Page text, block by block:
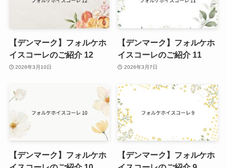
【デンマーク】フォルケホ
イスコーレのご紹介 12
2026年3月10日
【デンマーク】フォルケホ
イスコーレのご紹介 11
2026年3月7日
【デンマーク】フォルケホ
【デンマーク】フォルケホ